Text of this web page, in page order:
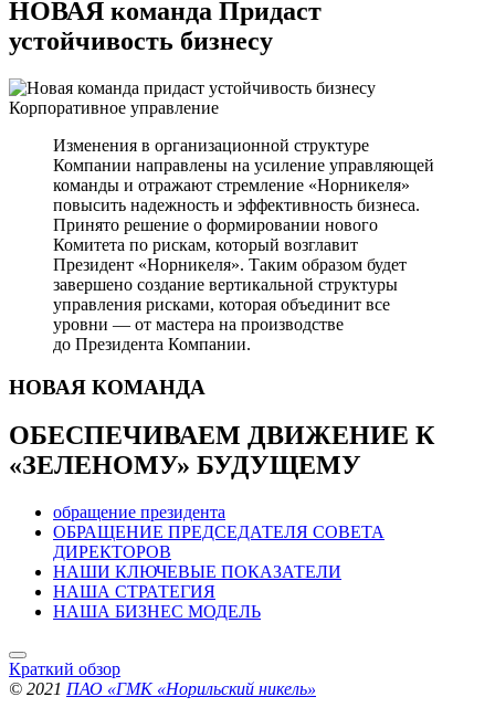
НОВАЯ команда Придаст
устойчивость бизнесу
Корпоративное управление
Изменения в организационной структуре
Компании направлены на усиление управляющей
команды и отражают стремление «Норникеля»
повысить надежность и эффективность бизнеса.
Принято решение о формировании нового
Комитета по рискам, который возглавит
Президент «Норникеля». Таким образом будет
завершено создание вертикальной структуры
управления рисками, которая объединит все
уровни — от мастера на производстве
до Президента Компании.
НОВАЯ КОМАНДА
ОБЕСПЕЧИВАЕМ ДВИЖЕНИЕ К
«ЗЕЛЕНОМУ» БУДУЩЕМУ
обращение президента
ОБРАЩЕНИЕ ПРЕДСЕДАТЕЛЯ СОВЕТА
ДИРЕКТОРОВ
НАШИ КЛЮЧЕВЫЕ ПОКАЗАТЕЛИ
НАША СТРАТЕГИЯ
НАША БИЗНЕС МОДЕЛЬ
Краткий обзор
© 2021 ПАО «ГМК «Норильский никель»